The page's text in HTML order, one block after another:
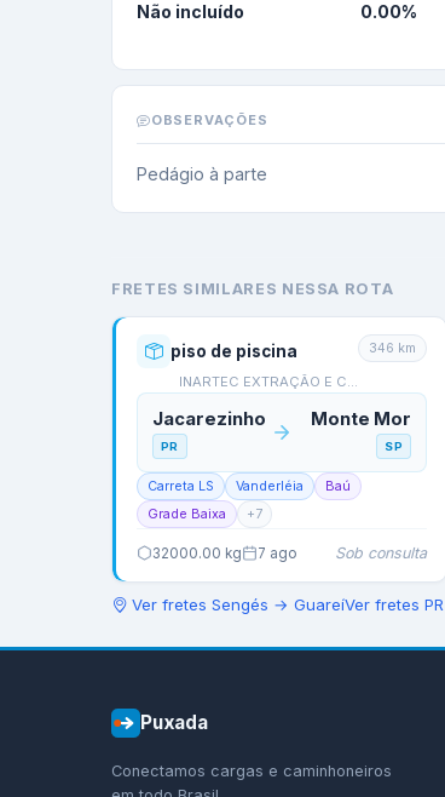
Não incluído 0.00%
OBSERVAÇÕES
Pedágio à parte
FRETES SIMILARES NESSA ROTA
piso de piscina
INARTEC EXTRAÇÃO E COM…
346 km
Jacarezinho
PR
Monte Mor
SP
Carreta LS Vanderléia
Baú
Grade Baixa
+7
32000.00 kg 7 ago Sob consulta
Ver fretes Sengés → GuareíVer fretes PR
Puxada
Conectamos cargas e caminhoneiros